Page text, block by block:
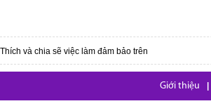
Thích và chia sẽ việc làm đảm bảo trên
Giới thiệu